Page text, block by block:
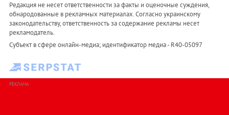
Редакция не несет ответственности за факты и оценочные суждения,
обнародованные в рекламных материалах. Согласно украинскому
законодательству, ответственность за содержание рекламы несет
рекламодатель.
Субъект в сфере онлайн-медиа; идентификатор медиа - R40-05097
РЕКЛАМА